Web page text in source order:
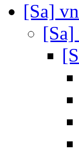
[Sa]
[Sa]